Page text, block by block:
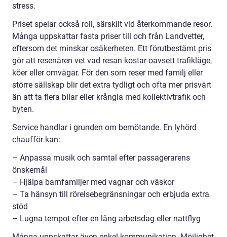
stress.
Priset spelar också roll, särskilt vid återkommande resor.
Många uppskattar fasta priser till och från Landvetter,
eftersom det minskar osäkerheten. Ett förutbestämt pris
gör att resenären vet vad resan kostar oavsett trafikläge,
köer eller omvägar. För den som reser med familj eller
större sällskap blir det extra tydligt och ofta mer prisvärt
än att ta flera bilar eller krångla med kollektivtrafik och
byten.
Service handlar i grunden om bemötande. En lyhörd
chaufför kan:
– Anpassa musik och samtal efter passagerarens
önskemål
– Hjälpa barnfamiljer med vagnar och väskor
– Ta hänsyn till rörelsebegränsningar och erbjuda extra
stöd
– Lugna tempot efter en lång arbetsdag eller nattflyg